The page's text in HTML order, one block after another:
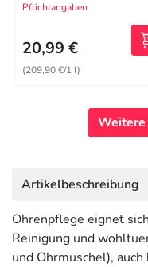
Pflichtangaben
20,99 €
(209,90 €/1 l)
Weitere
Artikelbeschreibung
Ohrenpflege eignet
Reinigung und
und Ohrmuschel),